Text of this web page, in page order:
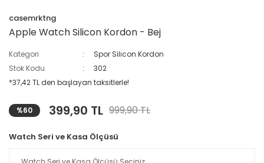
casemrktng
Apple Watch Silicon Kordon - Bej
Kategori
Spor Silicon Kordon
Stok Kodu
302
*37,42 TL den başlayan taksitlerle!
%60 399,90 TL 999,90 TL
Watch Seri ve Kasa Ölçüsü